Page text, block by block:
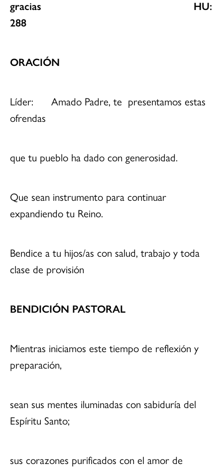
gracias HU:
288
ORACIÓN
Líder: Amado Padre, te presentamos estas
ofrendas
que tu pueblo ha dado con generosidad.
Que sean instrumento para continuar
expandiendo tu Reino.
Bendice a tu hijos/as con salud, trabajo y toda
clase de provisión
BENDICIÓN PASTORAL
Mientras iniciamos este tiempo de reflexión y
preparación,
sean sus mentes iluminadas con sabiduría del
Espíritu Santo;
sus corazones purificados con el amor de